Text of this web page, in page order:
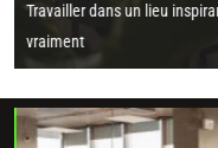
Travailler dans un lieu
vraiment